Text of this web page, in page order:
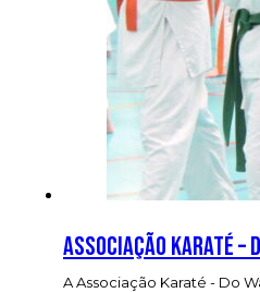
Associação Karaté –
A Associação Karaté - Do